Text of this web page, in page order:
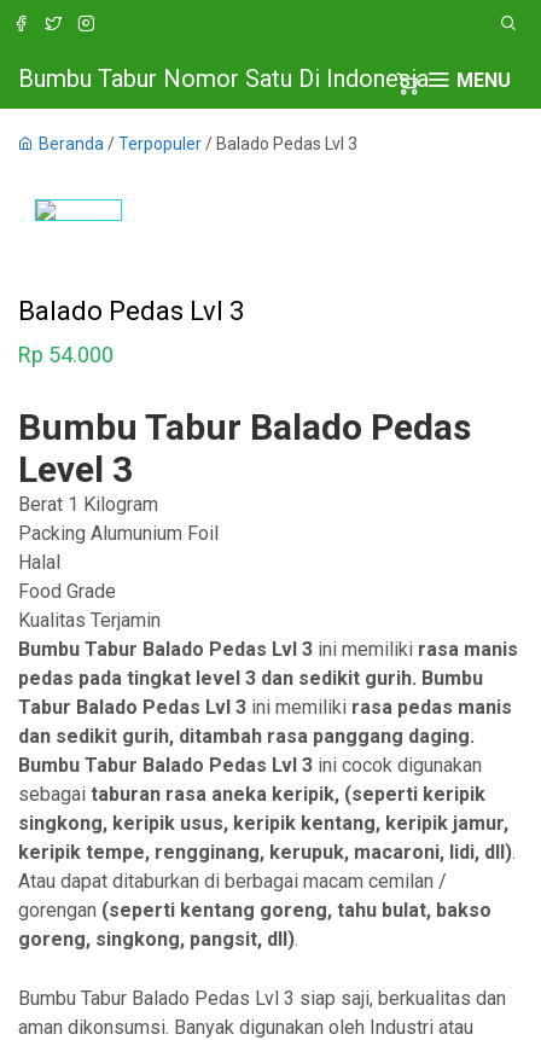
MENU
Bumbu Tabur Nomor Satu Di Indonesia
Beranda /Terpopuler/ Balado Pedas Lvl 3
Balado Pedas Lvl 3
Rp 54.000
Bumbu Tabur Balado Pedas
Level 3
Berat 1 Kilogram
Packing Alumunium Foil
Halal
Food Grade
Kualitas Terjamin
Bumbu Tabur Balado Pedas Lvl 3 ini memiliki rasa manis
pedas pada tingkat level 3 dan sedikit gurih. Bumbu
Tabur Balado Pedas Lvl 3 ini memiliki rasa pedas manis
dan sedikit gurih, ditambah rasa panggang daging.
Bumbu Tabur Balado Pedas Lvl 3 ini cocok digunakan
sebagai taburan rasa aneka keripik, (seperti keripik
singkong, keripik usus, keripik kentang, keripik jamur,
keripik tempe, rengginang, kerupuk, macaroni, lidi, dll).
Atau dapat ditaburkan di berbagai macam cemilan /
gorengan (seperti kentang goreng, tahu bulat, bakso
goreng, singkong, pangsit, dll).
Bumbu Tabur Balado Pedas Lvl 3 siap saji, berkualitas dan
aman dikonsumsi. Banyak digunakan oleh Industri atau